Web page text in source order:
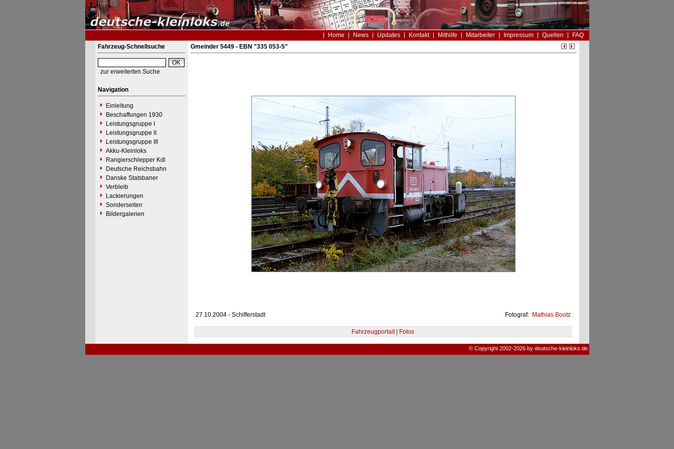
Home News Updates Kontakt Mithilfe Mitarbeiter Impressum Quellen
FAQ
Fahrzeug-Schnellsuche
zur erweiterten Suche
Navigation
Einleitung
Beschaffungen 1930
Leistungsgruppe I
Leistungsgruppe II
Leistungsgruppe III
Akku-Kleinloks
Rangierschlepper Kdl
Deutsche Reichsbahn
Danske Statsbaner
Verbleib
Lackierungen
Sonderseiten
Bildergalerien
Gmeinder 5449 - EBN "335 053-5"
27.10.2004 - Schifferstadt Fotograf: Mathias Bootz
Fahrzeugportait | Fotos
© Copyright 2002-2026 by deutsche-kleinloks.de